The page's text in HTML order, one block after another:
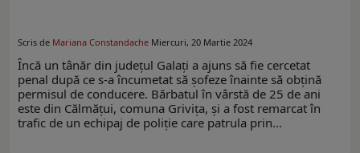
Scris de Mariana Constandache Miercuri, 20 Martie 2024
Încă un tânăr din județul Galați a ajuns să fie cercetat
penal după ce s-a încumetat să șofeze înainte să obțină
permisul de conducere. Bărbatul în vârstă de 25 de ani
este din Călmățui, comuna Grivița, și a fost remarcat în
trafic de un echipaj de poliție care patrula prin…